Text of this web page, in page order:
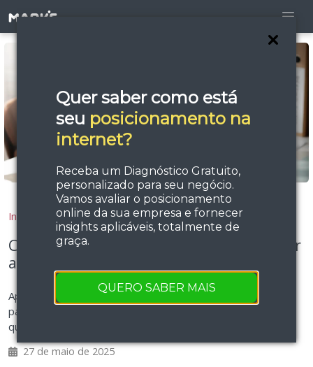
Quer saber como está
seu posicionamento na
internet?
Receba um Diagnóstico Gratuito,
personalizado para seu negócio.
Vamos avaliar o posicionamento
online da sua empresa e fornecer
insights aplicáveis, totalmente de
graça.
QUERO SABER MAIS
Início Blog
Como usar pilares e tópicos para rankear
artigos no Google
Aprenda a usar clusters de conteúdo com pilares e tópicos
para ranquear no Google, gerar autoridade e atrair leads
qualificados no B2B.
27 de maio de 2025